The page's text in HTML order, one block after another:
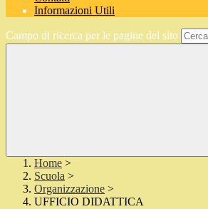
Informazioni Utili
Campo di ricerca per le pagine del sito
Home >
Scuola >
Organizzazione >
UFFICIO DIDATTICA